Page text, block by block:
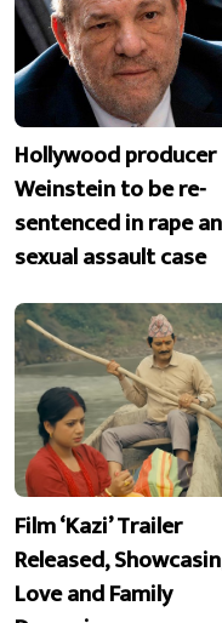
Hollywood producer
Weinstein to be re-
sentenced in rape
sexual assault case
Film ‘Kazi’ Trailer
Released,
Love and Family